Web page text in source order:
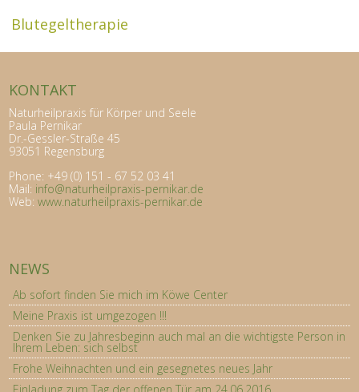
Blutegeltherapie
KONTAKT
Naturheilpraxis für Körper und Seele
Paula Pernikar
Dr.-Gessler-Straße 45
93051 Regensburg
Phone: +49 (0) 151 - 67 52 03 41
Mail: info@naturheilpraxis-pernikar.de
Web:www.naturheilpraxis-pernikar.de
NEWS
Ab sofort finden Sie mich im Köwe Center
Meine Praxis ist umgezogen !!!
Denken Sie zu Jahresbeginn auch mal an die wichtigste Person in
Ihrem Leben: sich selbst
Frohe Weihnachten und ein gesegnetes neues Jahr
Einladung zum Tag der offenen Tür am 24.06.2016